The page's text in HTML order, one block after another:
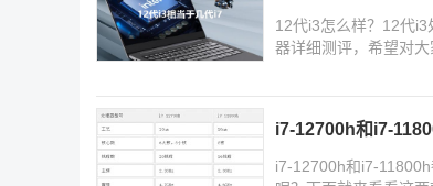
12代i3怎么样？12代
器详细测评，希望对
i7-12700h和i7-
i7-12700h和i7-